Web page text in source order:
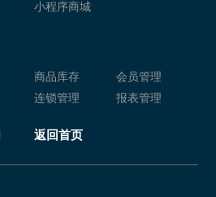
小程序商城
商品库存
会员管理
连锁管理 报表管理
返回首页